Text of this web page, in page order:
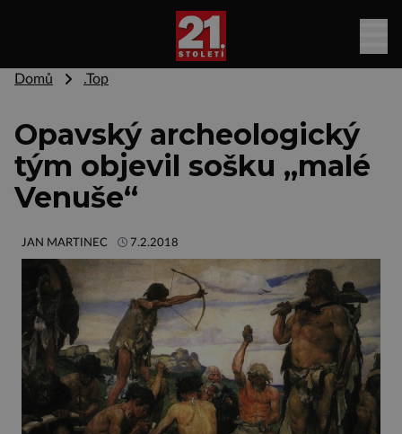
Domů .Top
Opavský archeologický
tým objevil sošku „malé
Venuše“
JAN MARTINEC 7.2.2018